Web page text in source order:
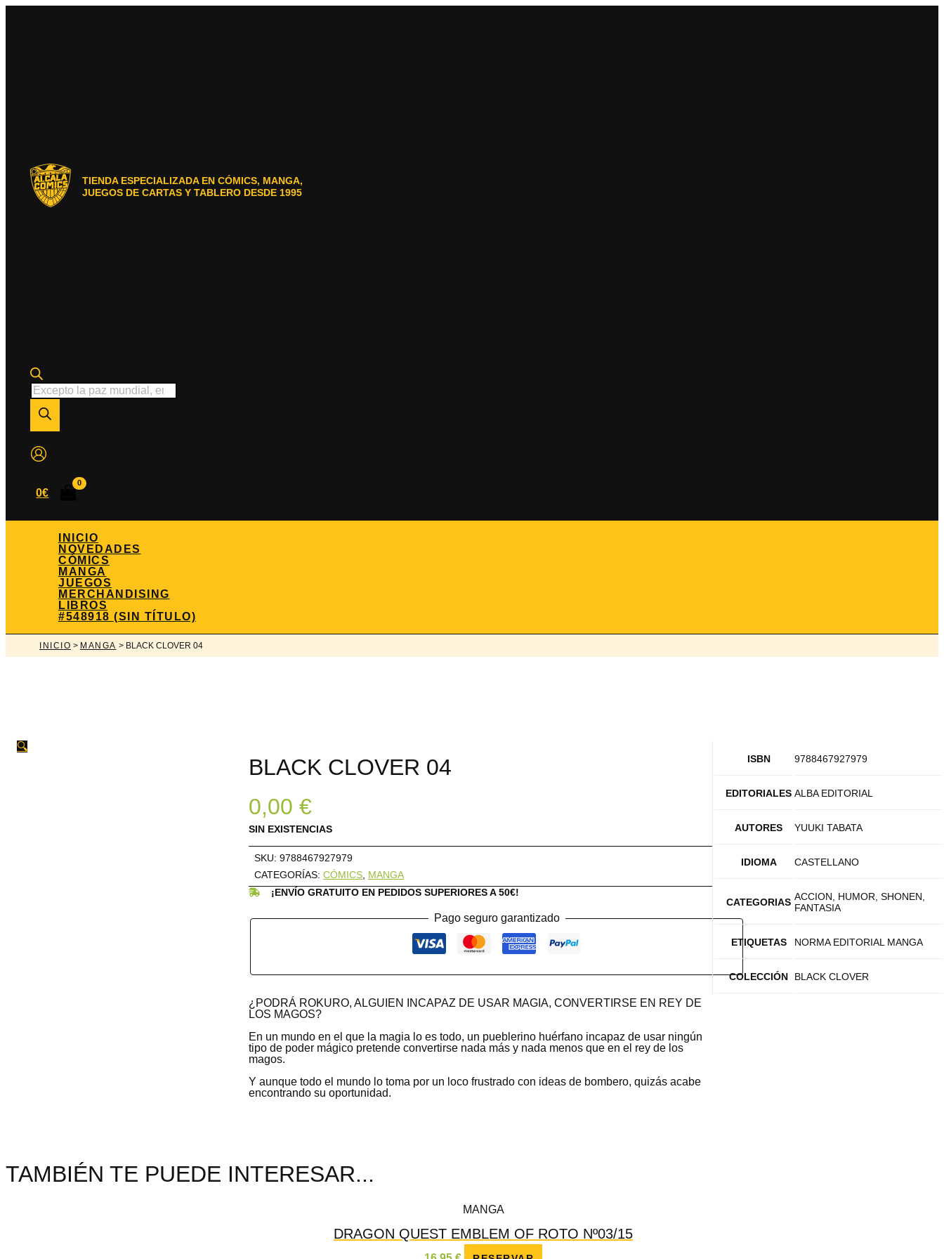
TIENDA ESPECIALIZADA EN CÓMICS, MANGA,
JUEGOS DE CARTAS Y TABLERO DESDE 1995
Búsqueda
de
productos
0€
INICIO
NOVEDADES
CÓMICS
MANGA
JUEGOS
MERCHANDISING
LIBROS
#548918 (SIN TÍTULO)
INICIO > MANGA > BLACK CLOVER 04
🔍
BLACK CLOVER 04
0,00 €
SIN EXISTENCIAS
SKU: 9788467927979
CATEGORÍAS: CÓMICS, MANGA
¡ENVÍO GRATUITO EN PEDIDOS SUPERIORES A 50€!
Pago seguro garantizado
¿PODRÁ ROKURO, ALGUIEN INCAPAZ DE USAR MAGIA, CONVERTIRSE EN REY DE
LOS MAGOS?
En un mundo en el que la magia lo es todo, un pueblerino huérfano incapaz de usar ningún
tipo de poder mágico pretende convertirse nada más y nada menos que en el rey de los
magos.
Y aunque todo el mundo lo toma por un loco frustrado con ideas de bombero, quizás acabe
encontrando su oportunidad.
ISBN 9788467927979
EDITORIALES ALBA EDITORIAL
AUTORES YUUKI TABATA
IDIOMA CASTELLANO
CATEGORIAS ACCION, HUMOR, SHONEN,
FANTASIA
ETIQUETAS NORMA EDITORIAL MANGA
COLECCIÓN BLACK CLOVER
TAMBIÉN TE PUEDE INTERESAR...
MANGA
DRAGON QUEST EMBLEM OF ROTO Nº03/15